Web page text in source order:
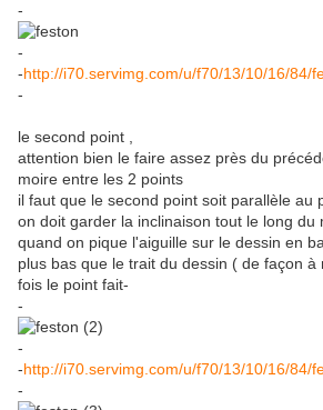
-
-
-http://i70.servimg.com/u/f70/13/10/16/84/
-
le second point ,
attention bien le faire assez près du
moire entre les 2 points
il faut que le second point soit parallèle au
on doit garder la inclinaison tout le long du
quand on pique l'aiguille sur le dessin en
plus bas que le trait du dessin ( de façon
fois le point fait-
-
-
-http://i70.servimg.com/u/f70/13/10/16/84/
-